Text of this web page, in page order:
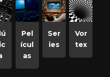
Pel
ícul
as
Ser
ies
Vor
tex